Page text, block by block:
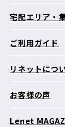
宅配エリア・
ご利用ガイド
リネットにつ
お客様の声
Lenet